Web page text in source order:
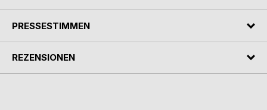
PRESSESTIMMEN
REZENSIONEN